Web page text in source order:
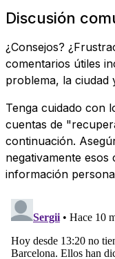
Discusión
¿Consejos?
comentarios útiles
problema, la ciudad
Tenga cuidado con
cuentas de
continuación.
negativamente
información